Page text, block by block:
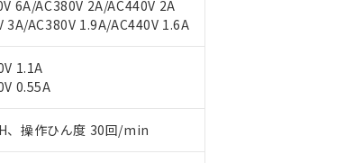
6A/AC380V 2A/AC440V 2A
AC380V 1.9A/AC440V 1.6A
1.1A
0.55A
操作ひん度 30回/min
「販売ネットワーク
」をご確認ください。
承諾なく第三者に漏洩または開示しないようお願いしま
をご利用いただくには、I-Webメンバーズにご登録され
れた部品リストについて、当社および当社の共同利用者
の取引・商談に必要な範囲で利用することをご了承くだ
することがあります。
きます。
下であることを示します。
部に漏えいし、環境に深刻な影響を及ぼさない年数を意
者が違法に輸出するおそれがある場合は、取り引きをい
キャンセル
客様のお取引先、またはお客様担当のオムロン制御
い)
開していない機種